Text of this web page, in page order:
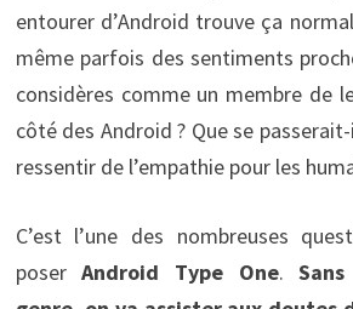
entourer d’Android trouve ça
même parfois des sentiments
considères comme un membre de
côté des Android ? Que se
ressentir de l’empathie pour les
C’est l’une des nombreuses
poserAndroid Type One.